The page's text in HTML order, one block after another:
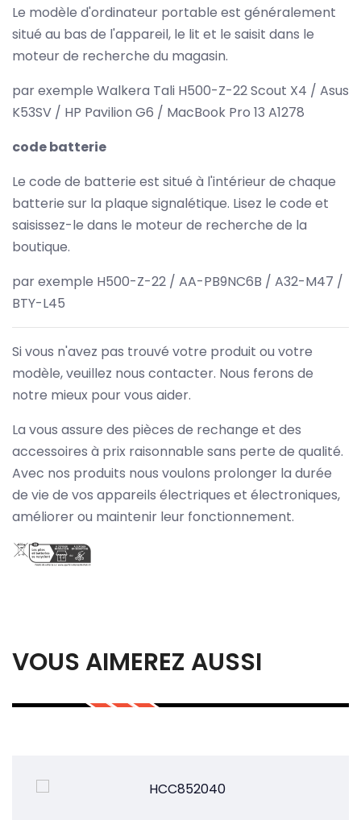
Le modèle d'ordinateur portable est généralement
situé au bas de l'appareil, le lit et le saisit dans le
moteur de recherche du magasin.
par exemple Walkera Tali H500-Z-22 Scout X4 / Asus
K53SV / HP Pavilion G6 / MacBook Pro 13 A1278
code batterie
Le code de batterie est situé à l'intérieur de chaque
batterie sur la plaque signalétique. Lisez le code et
saisissez-le dans le moteur de recherche de la
boutique.
par exemple H500-Z-22 / AA-PB9NC6B / A32-M47 /
BTY-L45
Si vous n'avez pas trouvé votre produit ou votre
modèle, veuillez nous contacter. Nous ferons de
notre mieux pour vous aider.
La vous assure des pièces de rechange et des
accessoires à prix raisonnable sans perte de qualité.
Avec nos produits nous voulons prolonger la durée
de vie de vos appareils électriques et électroniques,
améliorer ou maintenir leur fonctionnement.
VOUS AIMEREZ AUSSI